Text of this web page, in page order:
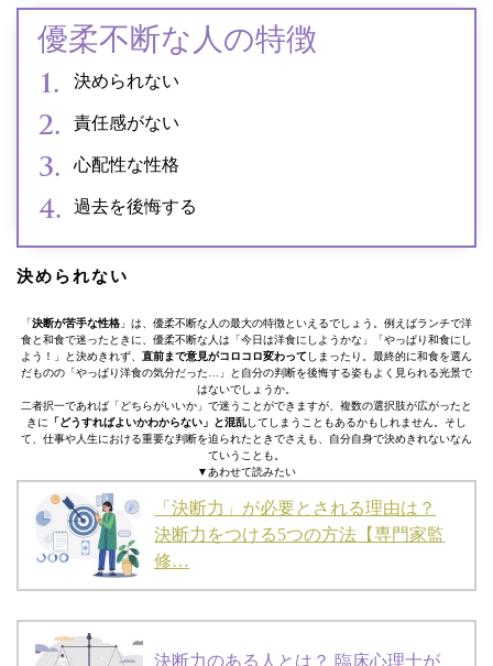
優柔不断な人の特徴
決められない
責任感がない
心配性な性格
過去を後悔する
決められない
「決断が苦手な性格 」は、優柔不断な人の最大の特徴といえるでしょう。例えばランチで洋
食と和食で迷ったときに、優柔不断な人は「今日は洋食にしようかな」「やっぱり和食にし
よう！」と決めきれず、 直前まで意見がコロコロ変わってしまったり。最終的に和食を選ん
だものの「やっぱり洋食の気分だった…」と自分の判断を後悔する姿もよく見られる光景で
はないでしょうか。
二者択一であれば「どちらがいいか」で迷うことができますが、複数の選択肢が広がったと
きに 「どうすればよいかわからない」と混乱してしまうこともあるかもしれません。そし
て、仕事や人生における重要な判断を迫られたときでさえも、自分自身で決めきれないなん
ていうことも。
▼あわせて読みたい
「決断力」が必要とされる理由は？
決断力をつける5つの方法【専門家監
修…
決断力のある人とは？ 臨床心理士が